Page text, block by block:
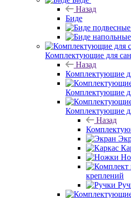
Назад
Биде
Комплектующие для
Назад
Комплектующие
Комплектующие
Комплектующие
Назад
креплений